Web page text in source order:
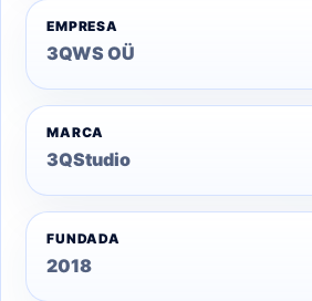
EMPRESA
3QWS OÜ
MARCA
3QStudio
FUNDADA
2018